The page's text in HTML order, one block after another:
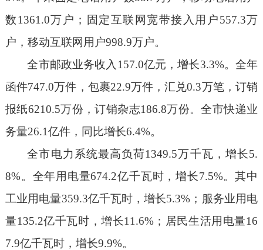
数1 361.0万户；固定互联网宽带接入用户557.3万
户，移动互联网用户998.9万户。
全市邮政业务收入 157.0亿元，增长3.3%。全年
函件747.0万件，包裹22.9万件，汇兑0.3万笔，订销
报纸6210.5万份，订销杂志186.8万份。全市快递业
务量26.1亿件，同比增长6.4%。
全市电力系统最高负荷1 349.5万千瓦，增长5.
8%。全年用电量674.2亿千瓦时，增长7.5%。其中
工业用电量359.3亿千瓦时，增长5.3% ；服务业用电
量135.2亿千瓦时，增长1 1.6% ；居民生活用电量16
7.9亿千瓦时，增长9.9%。